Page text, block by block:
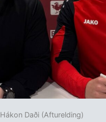
Hákon Daði (Afturelding)